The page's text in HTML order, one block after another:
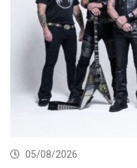
05/08/2026